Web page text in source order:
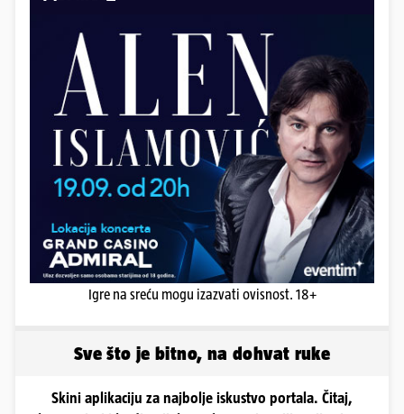
Igre na sreću mogu izazvati ovisnost. 18+
Sve što je bitno, na dohvat ruke
Skini aplikaciju za najbolje iskustvo portala. Čitaj,